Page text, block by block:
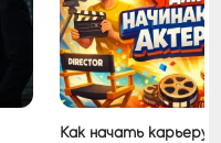
Как начать карьеру